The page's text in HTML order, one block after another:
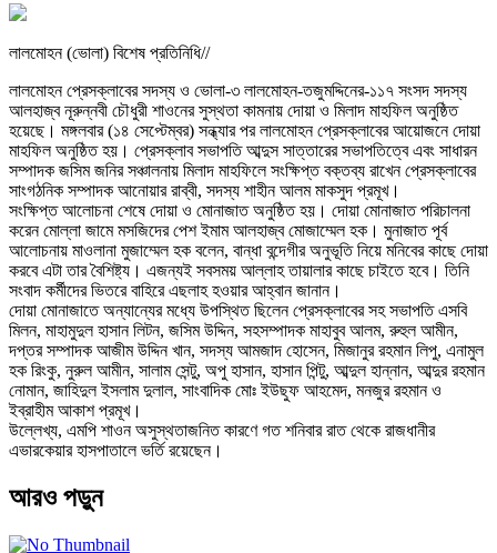
লালমোহন (ভোলা) বিশেষ প্রতিনিধি//
লালমোহন প্রেসক্লাবের সদস্য ও ভোলা-৩ লালমোহন-তজুমদ্দিনের-১১৭ সংসদ সদস্য
আলহাজ্ব নূরুন্নবী চৌধুরী শাওনের সুস্থতা কামনায় দোয়া ও মিলাদ মাহফিল অনুষ্ঠিত
হয়েছে। মঙ্গলবার (১৪ সেপ্টেম্বর) সন্ধ্যার পর লালমোহন প্রেসক্লাবের আয়োজনে দোয়া
মাহফিল অনুষ্ঠিত হয়। প্রেসক্লাব সভাপতি আব্দুস সাত্তারের সভাপতিত্বে এবং সাধারন
সম্পাদক জসিম জনির সঞ্চালনায় মিলাদ মাহফিলে সংক্ষিপ্ত বক্তব্য রাখেন প্রেসক্লাবের
সাংগঠনিক সম্পাদক আনোয়ার রাব্বী, সদস্য শাহীন আলম মাকসুদ প্রমূখ।
সংক্ষিপ্ত আলোচনা শেষে দোয়া ও মোনাজাত অনুষ্ঠিত হয়। দোয়া মোনাজাত পরিচালনা
করেন মোল্লা জামে মসজিদের পেশ ইমাম আলহাজ্ব মোজাম্মেল হক। মুনাজাত পূর্ব
আলোচনায় মাওলানা মুজাম্মেল হক বলেন, বান্ধা বন্দেগীর অনুভূতি নিয়ে মনিবের কাছে দোয়া
করবে এটা তার বৈশিষ্ট্য। এজন্যই সবসময় আল্লাহ তায়ালার কাছে চাইতে হবে। তিনি
সংবাদ কর্মীদের ভিতরে বাহিরে এছলাহ হওয়ার আহ্বান জানান।
দোয়া মোনাজাতে অন্যান্যের মধ্যে উপস্থিত ছিলেন প্রেসক্লাবের সহ সভাপতি এসবি
মিলন, মাহামুদুল হাসান লিটন, জসিম উদ্দিন, সহসম্পাদক মাহাবুব আলম, রুহুল আমীন,
দপ্তর সম্পাদক আজীম উদ্দিন খান, সদস্য আমজাদ হোসেন, মিজানুর রহমান লিপু, এনামুল
হক রিংকু, নুরুল আমীন, সালাম সেন্টু, অপু হাসান, হাসান পিন্টু, আব্দুল হান্নান, আব্দুর রহমান
নোমান, জাহিদুল ইসলাম দুলাল, সাংবাদিক মোঃ ইউছুফ আহমেদ, মনজুর রহমান ও
ইব্রাহীম আকাশ প্রমূখ।
উল্লেখ্য, এমপি শাওন অসুস্থতাজনিত কারণে গত শনিবার রাত থেকে রাজধানীর
এভারকেয়ার হাসপাতালে ভর্তি রয়েছেন।
আরও পড়ুন